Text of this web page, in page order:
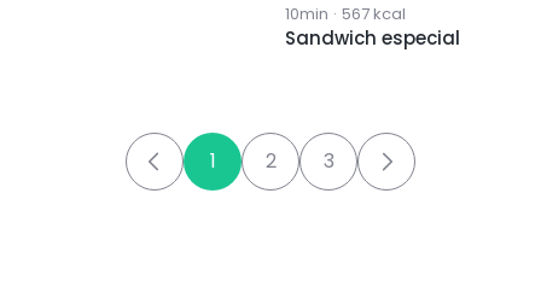
10min · 567kcal
Sandwich especial
1 2 3